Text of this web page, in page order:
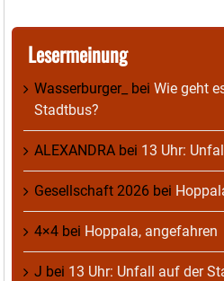
Lesermeinung
Wasserburger_ bei Wie geht
Stadtbus?
ALEXANDRA bei 13 Uhr:
Gesellschaft 2026 bei
4×4 bei Hoppala, angefahren
J bei 13 Uhr: Unfall auf der